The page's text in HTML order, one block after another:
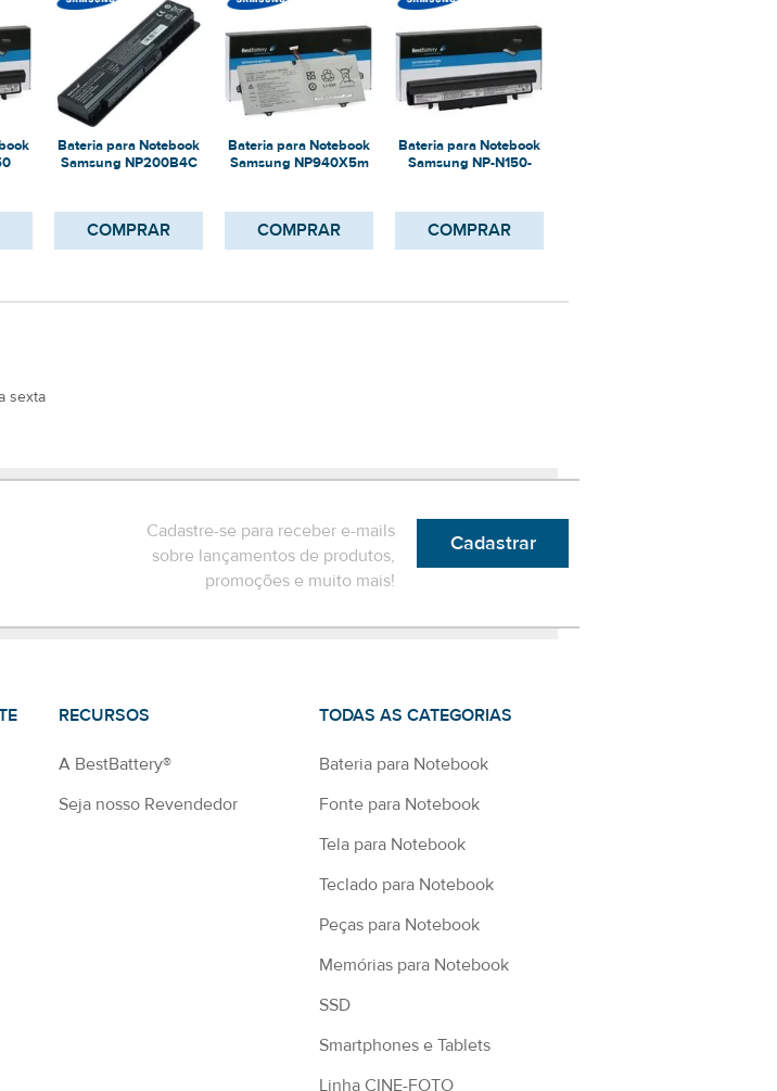
Bateria para Notebook
Samsung NP200B4C
COMPRAR
Bateria para Notebook
Samsung NP940X5m
COMPRAR
Bateria para Notebook
Samsung NP-N150-
COMPRAR
sexta
Cadastre-se para receber e-mails
sobre lançamentos de produtos,
promoções e muito mais!
Cadastrar
RECURSOS
A BestBattery®
Seja nosso Revendedor
TODAS AS CATEGORIAS
Bateria para Notebook
Fonte para Notebook
Tela para Notebook
Teclado para Notebook
Peças para Notebook
Memórias para Notebook
SSD
Smartphones e Tablets
Linha CINE-FOTO